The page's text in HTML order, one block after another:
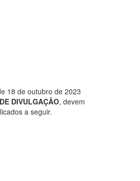
18 de outubro de 2023
DIVULGAÇÃO, devem
a seguir.